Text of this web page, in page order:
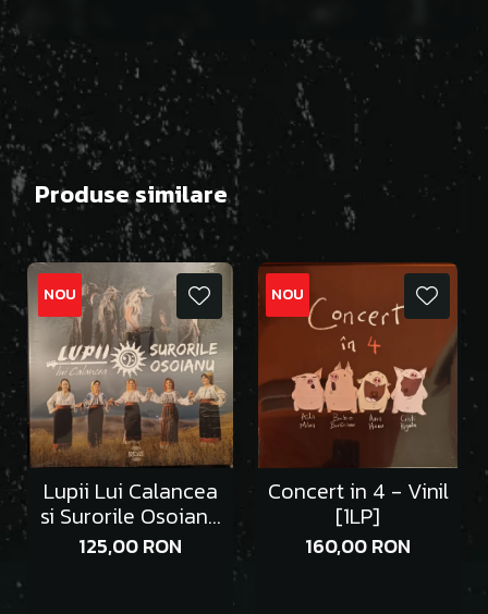
Produse similare
NOU
Lupii Lui Calancea
si Surorile Osoianu
- Vinil [1LP]
125,00 RON
NOU
Concert in 4 - Vinil
[1LP]
160,00 RON